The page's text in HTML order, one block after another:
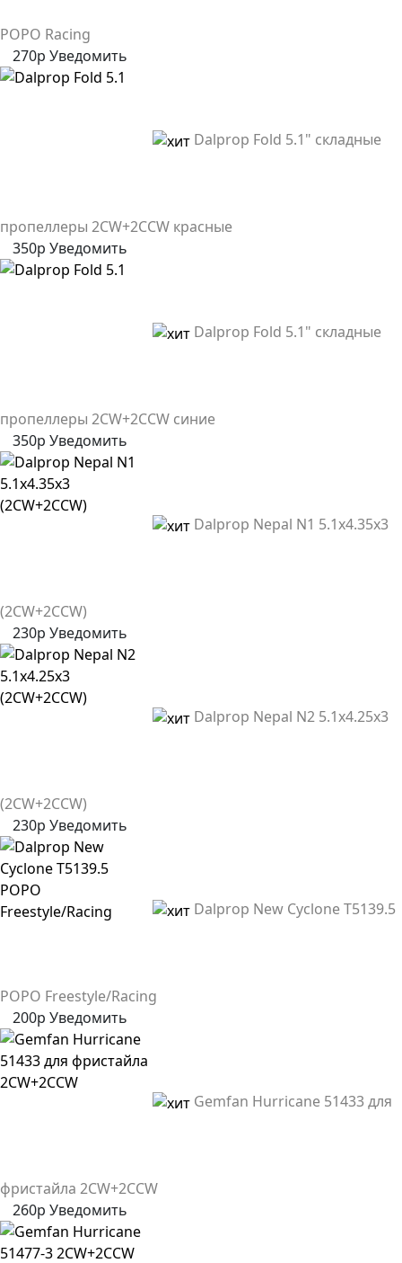
POPO Racing
270р Уведомить
Dalprop Fold 5.1" складные
пропеллеры 2CW+2CCW красные
350р Уведомить
Dalprop Fold 5.1" складные
пропеллеры 2CW+2CCW синие
350р Уведомить
Dalprop Nepal N1 5.1x4.35x3
(2CW+2CCW)
230р Уведомить
Dalprop Nepal N2 5.1x4.25x3
(2CW+2CCW)
230р Уведомить
Dalprop New Cyclone T5139.5
POPO Freestyle/Racing
200р Уведомить
Gemfan Hurricane 51433 для
фристайла 2CW+2CCW
260р Уведомить